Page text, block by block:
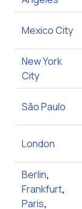
Mexico City
New York
City
São Paulo
London
Berlin,
Frankfurt,
Paris,